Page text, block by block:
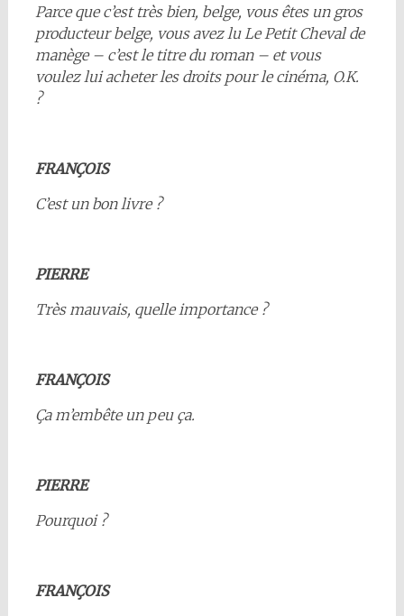
Parce que c’est très bien, belge, vous êtes un gros
producteur belge, vous avez lu Le Petit Cheval de
manège – c’est le titre du roman – et vous
voulez lui acheter les droits pour le cinéma, O.K.
?
FRANÇOIS
C’est un bon livre ?
PIERRE
Très mauvais, quelle importance ?
FRANÇOIS
Ça m’embête un peu ça.
PIERRE
Pourquoi ?
FRANÇOIS